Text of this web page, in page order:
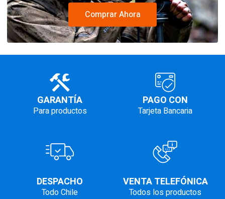
Comprar Ahora
GARANTÍA
Para productos
PAGO CON
Tarjeta Bancaria
DESPACHO
Todo Chile
VENTA TELEFÓNICA
Todos los productos